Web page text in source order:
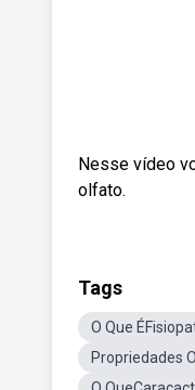
Nesse vídeo
olfato.
Tags
O Que
Propriedades